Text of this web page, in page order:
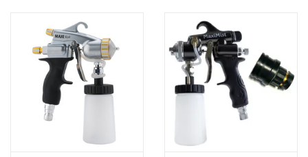
Onderdelen
Ventilatoren / Afzuiging
Promotie materiaal